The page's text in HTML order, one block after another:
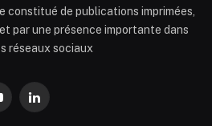
constitué de publications imprimées,
par une présence importante dans
réseaux sociaux
LinkedIn